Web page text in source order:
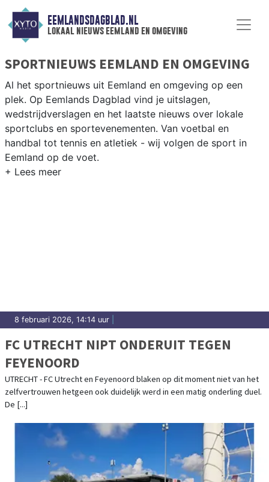
EEMLANDSDAGBLAD.NL
lokaal nieuws eemland en omgeving
SPORTNIEUWS EEMLAND EN OMGEVING
Al het sportnieuws uit Eemland en omgeving op een
plek. Op Eemlands Dagblad vind je uitslagen,
wedstrijdverslagen en het laatste nieuws over lokale
sportclubs en sportevenementen. Van voetbal en
handbal tot tennis en atletiek - wij volgen de sport in
Eemland op de voet.
8 februari 2026, 14:14 uur
FC UTRECHT NIPT ONDERUIT TEGEN
FEYENOORD
UTRECHT - FC Utrecht en Feyenoord blaken op dit moment niet van het
zelfvertrouwen hetgeen ook duidelijk werd in een matig onderling duel.
De [...]